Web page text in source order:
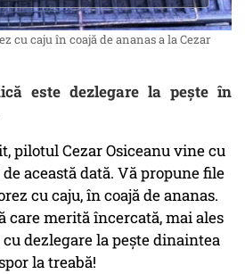
cu caju în coajă de ananas a la Cezar
este dezlegare la pește în
pilotul Cezar Osiceanu vine cu
această dată. Vă propune file
cu caju, în coajă de ananas.
care merită încercată, mai ales
dezlegare la pește dinaintea
la treabă!